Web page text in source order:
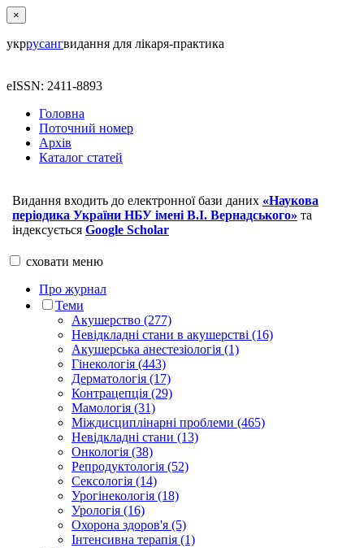
×
укррусангвидання для лікаря-практика
eISSN: 2411-8893
Головна
Поточний номер
Архів
Каталог статей
Видання входить до електронної бази даних «Наукова
періодика України НБУ імені В.І. Вернадського» та
індексується Google Scholar
сховати меню
Про журнал
Теми
Акушерство (277)
Невідкладні стани в акушерстві (16)
Акушерська анестезіологія (1)
Гінекологія (443)
Дерматологія (17)
Контрацепція (29)
Мамологія (31)
Міждисциплінарні проблеми (465)
Невідкладні стани (13)
Онкологія (38)
Репродуктологія (52)
Сексологія (14)
Урогінекологія (18)
Урологія (16)
Охорона здоров'я (5)
Інтенсивна терапія (1)